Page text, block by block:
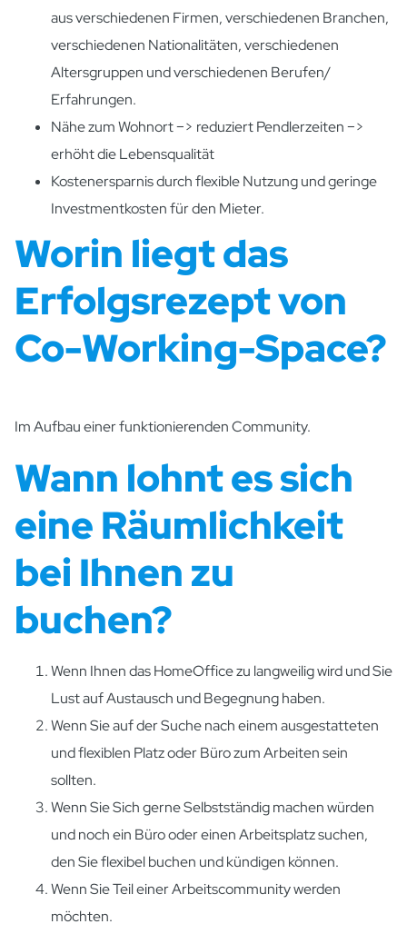
aus verschiedenen Firmen, verschiedenen Branchen,
verschiedenen Nationalitäten, verschiedenen
Altersgruppen und verschiedenen Berufen/
Erfahrungen.
Nähe zum Wohnort –> reduziert Pendlerzeiten –>
erhöht die Lebensqualität
Kostenersparnis durch flexible Nutzung und geringe
Investmentkosten für den Mieter.
Worin liegt das
Erfolgsrezept von
Co-Working-Space?
Im Aufbau einer funktionierenden Community.
Wann lohnt es sich
eine Räumlichkeit
bei Ihnen zu
buchen?
Wenn Ihnen das HomeOffice zu langweilig wird und Sie
Lust auf Austausch und Begegnung haben.
Wenn Sie auf der Suche nach einem ausgestatteten
und flexiblen Platz oder Büro zum Arbeiten sein
sollten.
Wenn Sie Sich gerne Selbstständig machen würden
und noch ein Büro oder einen Arbeitsplatz suchen,
den Sie flexibel buchen und kündigen können.
Wenn Sie Teil einer Arbeitscommunity werden
möchten.